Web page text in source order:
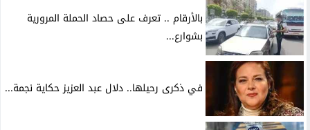
بالأرقام .. تعرف على حصاد الحملة المرورية
بشوارع...
في ذكرى رحيلها.. دلال عبد العزيز حكاية نجمة...